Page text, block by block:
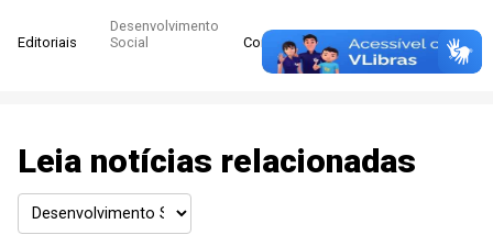
Editoriais
Desenvolvimento
Social
Compartilhe:
Leia notícias relacionadas